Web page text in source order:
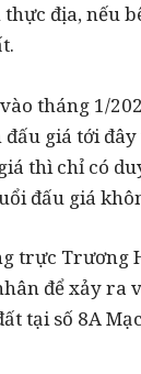
địa, nếu
tháng 1/
đấu giá tới
thì chỉ có
đấu giá
trực Trương
để xảy
tại số 8A